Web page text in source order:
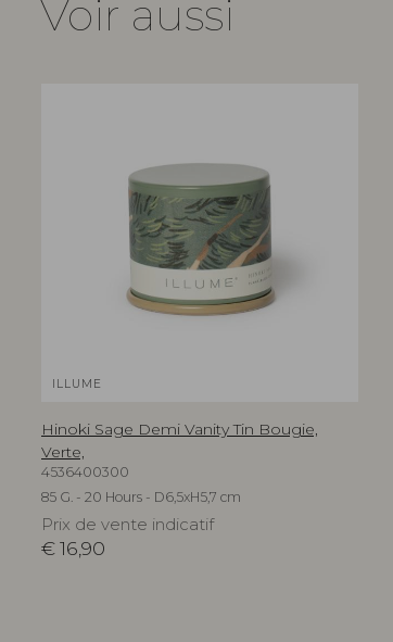
Voir aussi
ILLUME
Hinoki Sage Demi Vanity Tin Bougie,
Verte,
4536400300
85 G. - 20 Hours - D6,5xH5,7 cm
Prix de vente indicatif
€ 16,90